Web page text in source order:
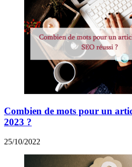
Combien de mots pour un
2023 ?
25/10/2022